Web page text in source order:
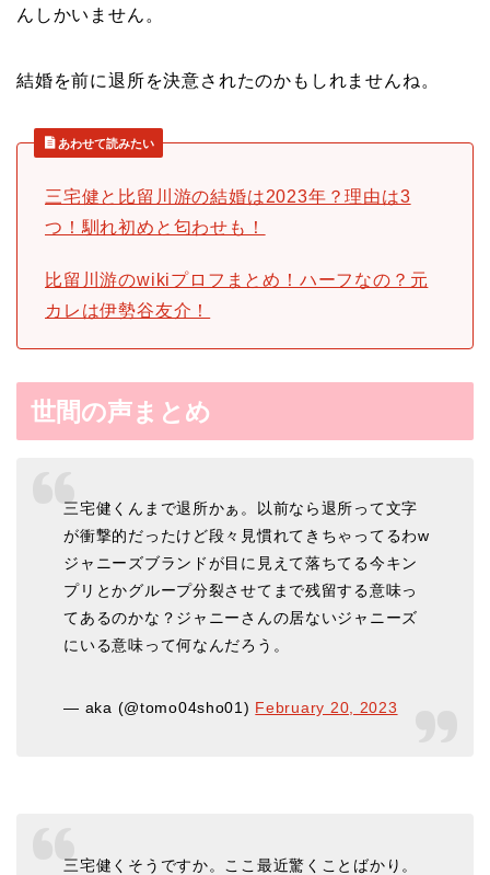
んしかいません。
結婚を前に退所を決意されたのかもしれませんね。
あわせて読みたい
三宅健と比留川游の結婚は2023年？理由は3
つ！馴れ初めと匂わせも！
比留川游のwikiプロフまとめ！ハーフなの？元
カレは伊勢谷友介！
世間の声まとめ
三宅健くんまで退所かぁ。以前なら退所って文字
が衝撃的だったけど段々見慣れてきちゃってるわw
ジャニーズブランドが目に見えて落ちてる今キン
プリとかグループ分裂させてまで残留する意味っ
てあるのかな？ジャニーさんの居ないジャニーズ
にいる意味って何なんだろう。
— aka (@tomo04sho01) February 20, 2023
三宅健くそうですか。ここ最近驚くことばかり。